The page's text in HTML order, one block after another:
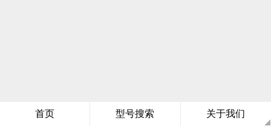
首页 型号搜索 关于我们